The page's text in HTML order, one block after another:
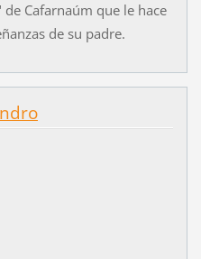
Cafarnaúm que le hace
de su padre.